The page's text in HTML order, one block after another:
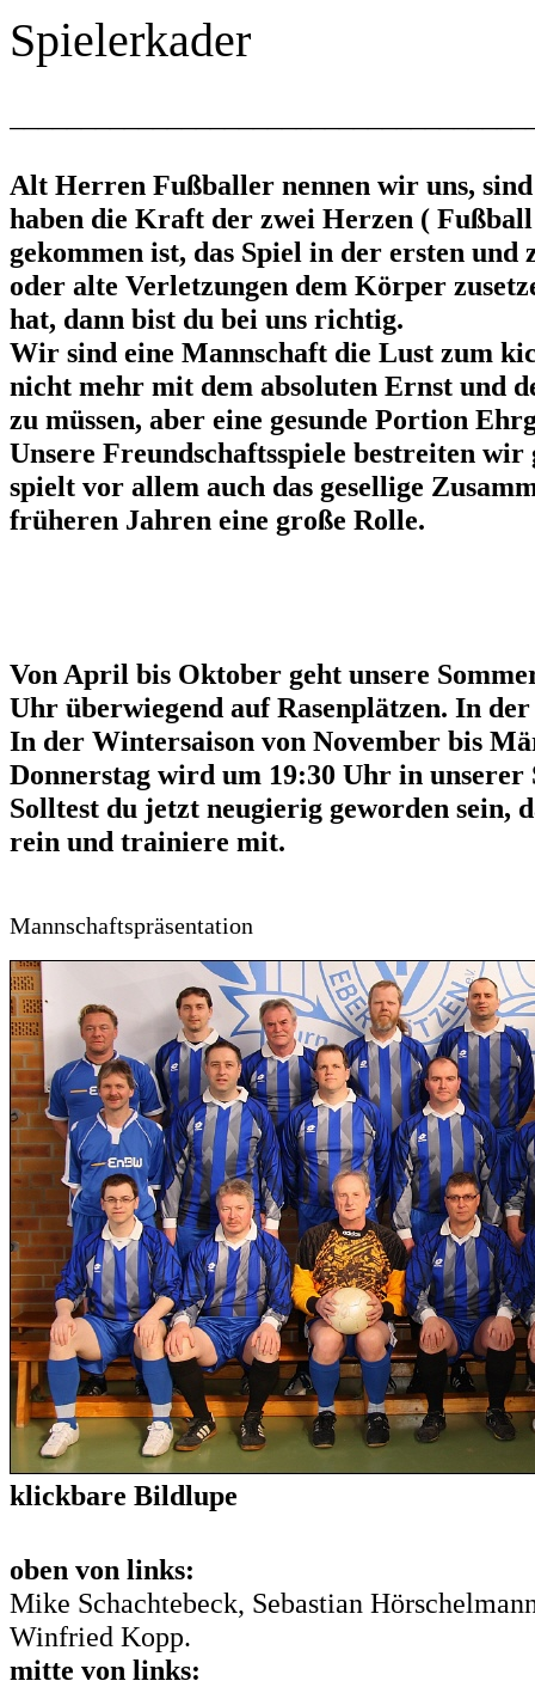
Spielerkader
Alt Herren Fußballer nennen wir uns,
haben die Kraft der zwei Herzen (
gekommen ist, das Spiel in der ersten
oder alte Verletzungen dem Körper
hat, dann bist du bei uns richtig.
Wir sind eine Mannschaft die Lust zum
nicht mehr mit dem absoluten Ernst und
zu müssen, aber eine gesunde Portion
Unsere Freundschaftsspiele bestreiten wir
spielt vor allem auch das gesellige
früheren Jahren eine große Rolle.
Von April bis Oktober geht unsere
Uhr überwiegend auf Rasenplätzen. In
In der Wintersaison von November bis
Donnerstag wird um 19:30 Uhr in
Solltest du jetzt neugierig geworden sein,
rein und trainiere mit.
Mannschaftspräsentation
klickbare Bildlupe
oben von links:
Mike Schachtebeck, Sebastian
Winfried Kopp.
mitte von links: